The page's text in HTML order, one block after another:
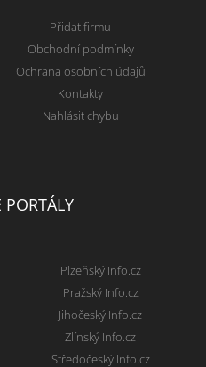
Přidat firmu
Obchodní podmínky
Ochrana osobních údajů
Kontakty
Nahlásit chybu
PORTÁLY
Plzeňský Info.cz
Pražský Info.cz
Jihočeský Info.cz
Zlínský Info.cz
Středočeský Info.cz